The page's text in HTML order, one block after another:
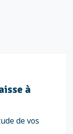
à
de vos